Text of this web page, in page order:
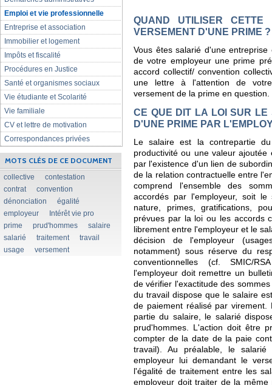
Emploi et vie professionnelle
Entreprise et association
Immobilier et logement
Impôts et fiscalité
Procédures en Justice
Santé et organismes sociaux
Vie étudiante et Scolarité
Vie familiale
CV et lettre de motivation
Correspondances privées
MOTS CLÉS DE CE DOCUMENT
collective
contestation
contrat
convention
dénonciation
égalité
employeur
Intérêt vie pro
prime
prud'hommes
salaire
salarié
traitement
travail
usage
versement
QUAND UTILISER
VERSEMENT D'UNE PRIME ?
Vous êtes salarié d'une
de votre employeur une prime
accord collectif/ convention
une lettre à l'attention de
versement de la prime en question.
CE QUE DIT LA LOI SUR
D'UNE PRIME PAR
Le salaire est la contrepartie
productivité ou une valeur
par l'existence d'un lien de
de la relation contractuelle entre
comprend l'ensemble des
accordés par l'employeur, soit
nature, primes, gratifications,
prévues par la loi ou les accords
librement entre l'employeur et le
décision de l'employeur
notamment) sous réserve du
conventionnelles (cf. SMIC/
l'employeur doit remettre un
de vérifier l'exactitude des
du travail dispose que le salaire
de paiement réalisé par
partie du salaire, le salarié
prud'hommes. L'action doit être
compter de la date de la paie
travail). Au préalable, le
employeur lui demandant le
l'égalité de traitement entre les
employeur doit traiter de la